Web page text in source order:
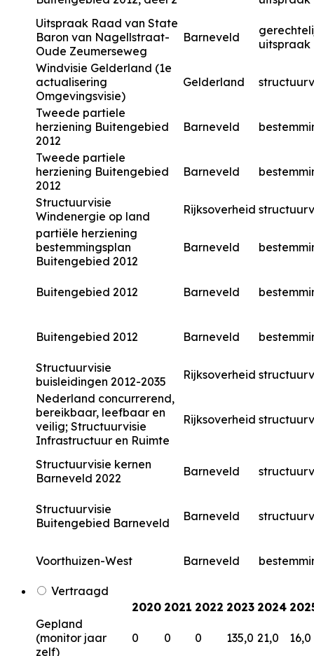
Uitspraak Raad van State
Baron van Nagellstraat-
Oude Zeumerseweg
Barneveld
uitspraak
Windvisie Gelderland (1e
actualisering
Omgevingsvisie)
Gelderland
Tweede partiele
herziening Buitengebied
2012
Barneveld
Tweede partiele
herziening Buitengebied
2012
Barneveld
Structuurvisie
Windenergie op land
Rijksoverheid
partiële herziening
bestemmingsplan
Buitengebied 2012
Barneveld
Buitengebied 2012 Barneveld
Buitengebied 2012 Barneveld
Structuurvisie
buisleidingen 2012-2035
Rijksoverheid
Nederland concurrerend,
bereikbaar, leefbaar en
veilig; Structuurvisie
Infrastructuur en Ruimte
Rijksoverheid
Structuurvisie kernen
Barneveld 2022
Barneveld
Structuurvisie
Buitengebied Barneveld
Barneveld
Voorthuizen-West Barneveld
Vertraagd
2020 2021 2022 2023 2024
Gepland
(monitor jaar
zelf)
0 0 0 135,0 21,0 16,0